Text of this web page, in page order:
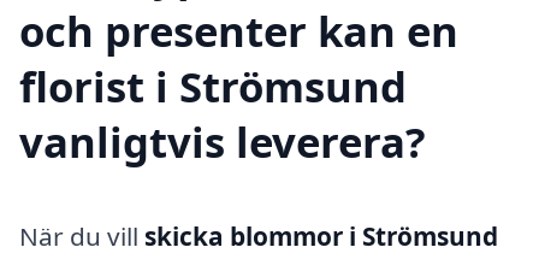
och presenter kan en
florist i Strömsund
vanligtvis leverera?
När du vill skicka blommor i Strömsund